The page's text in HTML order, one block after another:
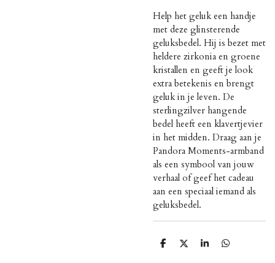
Help het geluk een handje
met deze glinsterende
geluksbedel. Hij is bezet met
heldere zirkonia en groene
kristallen en geeft je look
extra betekenis en brengt
geluk in je leven. De
sterlingzilver hangende
bedel heeft een klavertjevier
in het midden. Draag aan je
Pandora Moments-armband
als een symbool van jouw
verhaal of geef het cadeau
aan een speciaal iemand als
geluksbedel.
D
D
S
D